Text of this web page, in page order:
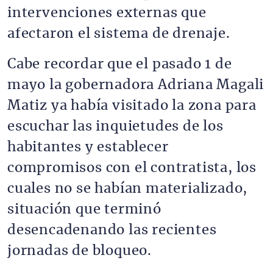
intervenciones externas que
afectaron el sistema de drenaje.
Cabe recordar que el pasado 1 de
mayo la gobernadora Adriana Magali
Matiz ya había visitado la zona para
escuchar las inquietudes de los
habitantes y establecer
compromisos con el contratista, los
cuales no se habían materializado,
situación que terminó
desencadenando las recientes
jornadas de bloqueo.